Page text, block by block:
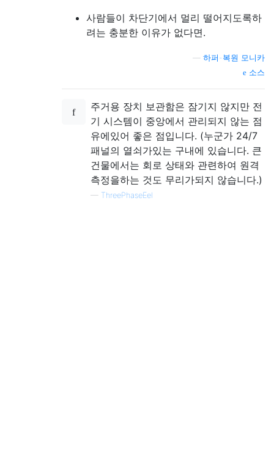
사람들이 차단기에서 멀리 떨어지도록하
려는 충분한 이유가 없다면.
하퍼-복원 모니카
소스
주거용 장치 보관함은 잠기지 않지만 전
기 시스템이 중앙에서 관리되지 않는 점
유에있어 좋은 점입니다. (누군가 24/7
패널의 열쇠가있는 구내에 있습니다. 큰
건물에서는 회로 상태와 관련하여 원격
측정을하는 것도 무리가되지 않습니다.)
— ThreePhaseEel